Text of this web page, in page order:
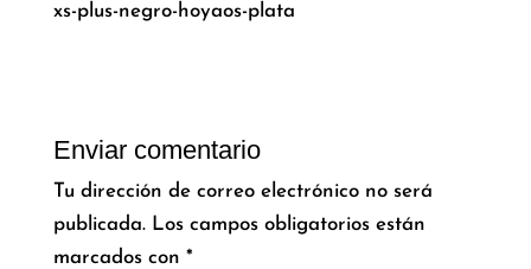
xs-plus-negro-hoyaos-plata
Enviar comentario
Tu dirección de correo electrónico no será
publicada. Los campos obligatorios están
marcados con *